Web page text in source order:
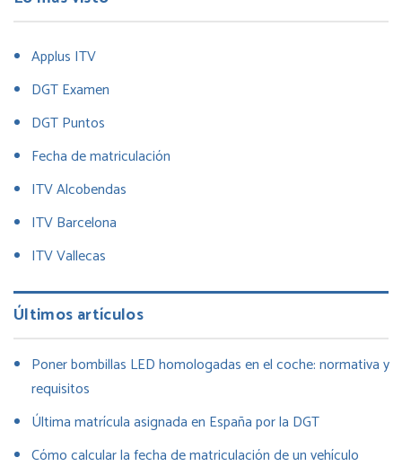
Applus ITV
DGT Examen
DGT Puntos
Fecha de matriculación
ITV Alcobendas
ITV Barcelona
ITV Vallecas
Últimos artículos
Poner bombillas LED homologadas en el coche: normativa y
requisitos
Última matrícula asignada en España por la DGT
Cómo calcular la fecha de matriculación de un vehículo